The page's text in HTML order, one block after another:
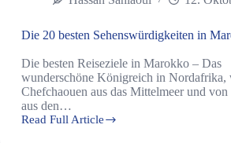
Die 20 besten Sehenswürdigkeiten in
Die besten Reiseziele in Marokko – Das
wunderschöne Königreich in Nordafrika,
Chefchaouen aus das Mittelmeer und von
aus den…
Read Full Article